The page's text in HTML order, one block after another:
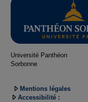
Université Panthéon
Sorbonne
Mentions légales
Accessibilité :